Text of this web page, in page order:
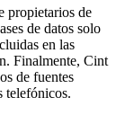
propietarios de
de datos solo
en las
Finalmente, Cint
de fuentes
telefónicos.